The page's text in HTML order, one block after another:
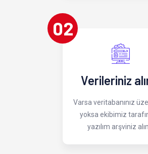
02
Verileriniz
Varsa veritabanınız
yoksa ekibimiz
yazılım arşviniz